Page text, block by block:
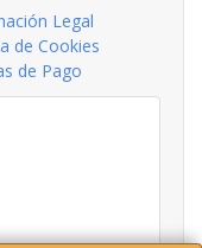
Legal
de Cookies
de Pago